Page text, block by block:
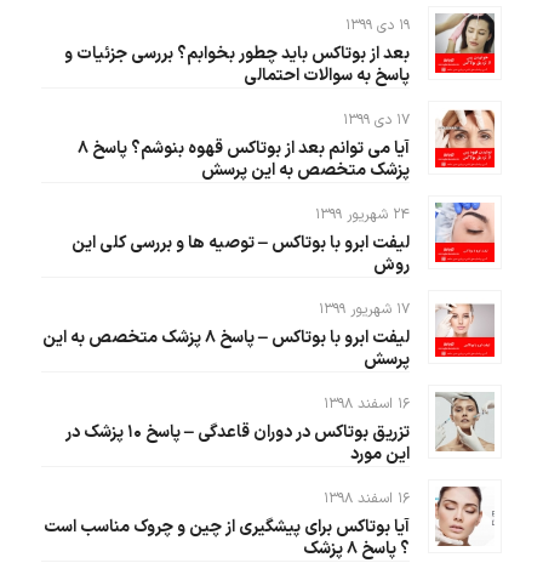
۱۹ دی ۱۳۹۹
بعد از بوتاکس باید چطور بخوابم؟ بررسی جزئیات و
پاسخ به سوالات احتمالی
۱۷ دی ۱۳۹۹
آیا می توانم بعد از بوتاکس قهوه بنوشم؟ پاسخ ۸
پزشک متخصص به این پرسش
۲۴ شهریور ۱۳۹۹
لیفت ابرو با بوتاکس – توصیه ها و بررسی کلی این
روش
۱۷ شهریور ۱۳۹۹
لیفت ابرو با بوتاکس – پاسخ ۸ پزشک متخصص به این
پرسش
۱۶ اسفند ۱۳۹۸
تزریق بوتاکس در دوران قاعدگی – پاسخ ۱۰ پزشک در
این مورد
۱۶ اسفند ۱۳۹۸
آیا بوتاکس برای پیشگیری از چین و چروک مناسب است
؟ پاسخ ۸ پزشک